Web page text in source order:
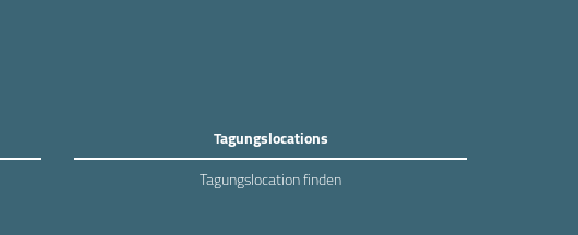
Tagungslocations
Tagungslocation finden